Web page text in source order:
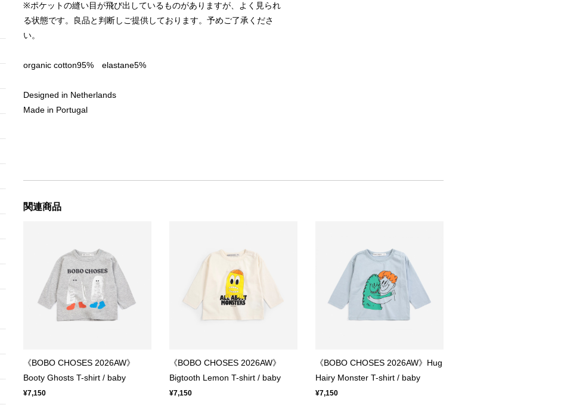
※ポケットの縫い目が飛び出しているものがありますが、よく見られ
る状態です。良品と判断しご提供しております。予めご了承くださ
い。
organic cotton95% elastane5%
Designed in Netherlands
Made in Portugal
関連商品
《BOBO CHOSES 2026AW》
Booty Ghosts T-shirt / baby
¥7,150
《BOBO CHOSES 2026AW》
Bigtooth Lemon T-shirt / baby
¥7,150
《BOBO CHOSES 2026AW》Hug
Hairy Monster T-shirt / baby
¥7,150